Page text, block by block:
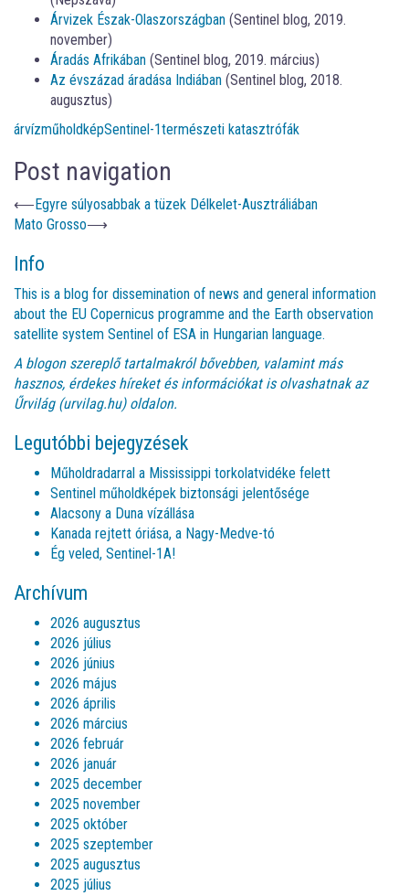
Árvizek Észak-Olaszországban (Sentinel blog, 2019.
november)
Áradás Afrikában (Sentinel blog, 2019. március)
Az évszázad áradása Indiában (Sentinel blog, 2018.
augusztus)
árvízműholdképSentinel-1természeti katasztrófák
Post navigation
⟵Egyre súlyosabbak a tüzek Délkelet-Ausztráliában
Mato Grosso⟶
Info
This is a blog for dissemination of news and general information
about the EU Copernicus programme and the Earth observation
satellite system Sentinel of ESA in Hungarian language.
A blogon szereplő tartalmakról bővebben, valamint más
hasznos, érdekes híreket és információkat is olvashatnak az
Űrvilág (urvilag.hu)oldalon.
Legutóbbi bejegyzések
Műholdradarral a Mississippi torkolatvidéke felett
Sentinel műholdképek biztonsági jelentősége
Alacsony a Duna vízállása
Kanada rejtett óriása, a Nagy-Medve-tó
Ég veled, Sentinel-1A!
Archívum
2026 augusztus
2026 július
2026 június
2026 május
2026 április
2026 március
2026 február
2026 január
2025 december
2025 november
2025 október
2025 szeptember
2025 augusztus
2025 július